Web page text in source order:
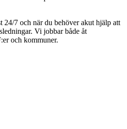
7 och när du behöver akut hjälp att
Vi jobbar både åt
och kommuner.